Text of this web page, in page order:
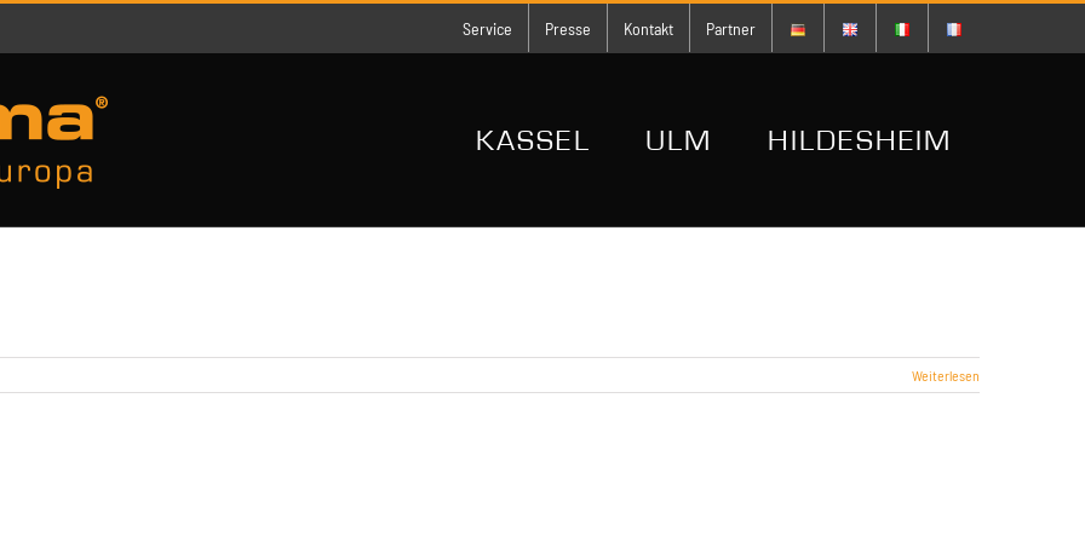
Service Presse Kontakt Partner
KASSEL ULM HILDESHEIM
Weiterlesen